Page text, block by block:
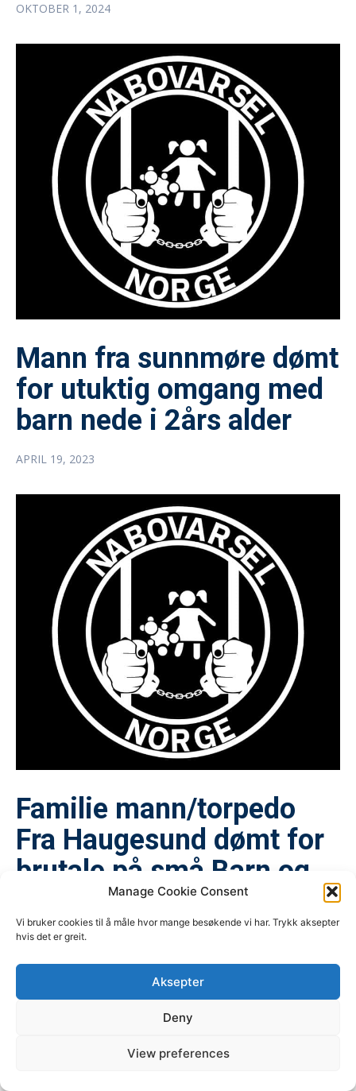
Manage Cookie Consent
Vi bruker cookies til å måle hvor mange besøkende vi har. Trykk aksepter
hvis det er greit.
Aksepter
Deny
View preferences
OKTOBER 1, 2024
Mann fra sunnmøre dømt
for utuktig omgang med
barn nede i 2års alder
APRIL 19, 2023
Familie mann/torpedo
Fra Haugesund dømt for
brutale på små Barn og
DESEMBER 7, 2022
les saken her : 44-åring dømt til 12 års fengsel for
nettvoldtekt – NRK Rogaland – Lokale nyheter, TV og radio